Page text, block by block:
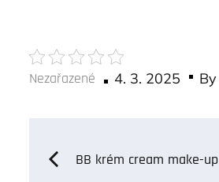
Nezařazené
Posted
4. 3. 2025 By
Navigace
BB krém cream make-up